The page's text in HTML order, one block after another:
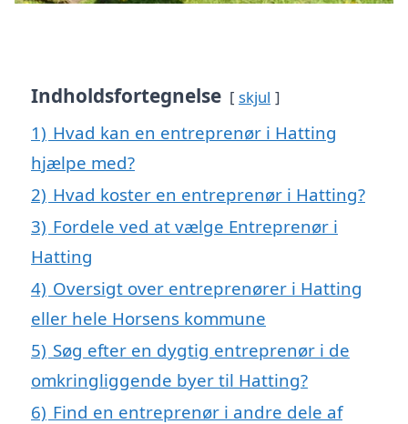
Indholdsfortegnelse skjul
1) Hvad kan en entreprenør i Hatting
hjælpe med?
2) Hvad koster en entreprenør i Hatting?
3) Fordele ved at vælge Entreprenør i
Hatting
4) Oversigt over entreprenører i Hatting
eller hele Horsens kommune
5) Søg efter en dygtig entreprenør i de
omkringliggende byer til Hatting?
6) Find en entreprenør i andre dele af